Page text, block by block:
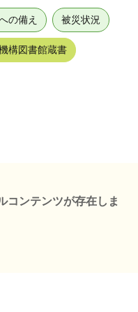
の備え 被災状況
構図書館蔵書
コンテンツが存在しま